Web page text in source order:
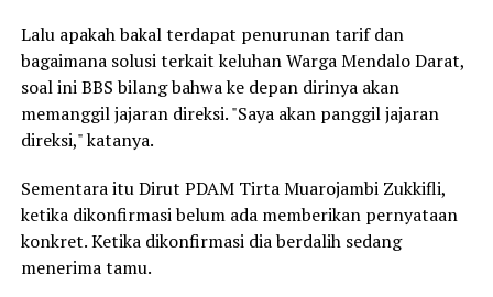
Lalu apakah bakal terdapat penurunan tarif dan
bagaimana solusi terkait keluhan Warga Mendalo Darat,
soal ini BBS bilang bahwa ke depan dirinya akan
memanggil jajaran direksi. "Saya akan panggil jajaran
direksi," katanya.
Sementara itu Dirut PDAM Tirta Muarojambi Zukkifli,
ketika dikonfirmasi belum ada memberikan pernyataan
konkret. Ketika dikonfirmasi dia berdalih sedang
menerima tamu.